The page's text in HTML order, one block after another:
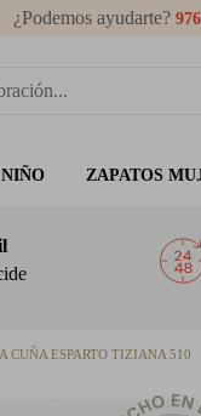
¿Podemos ayudarte?
ZAPATOS
CUÑA ESPARTO TIZIANA 510